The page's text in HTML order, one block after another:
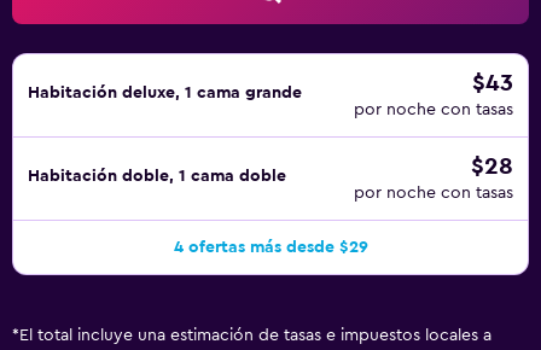
Habitación deluxe, 1 cama grande $43
por noche con tasas
Habitación doble, 1 cama doble $28
por noche con tasas
4 ofertas más desde $29
* El total incluye una estimación de tasas e impuestos locales a